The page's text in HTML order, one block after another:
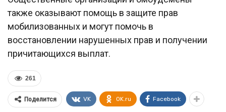
также оказывают помощь в защите прав
мобилизованных и могут помочь в
восстановлении нарушенных прав и получении
причитающихся выплат.
261
Поделится VK OK.ru Facebook